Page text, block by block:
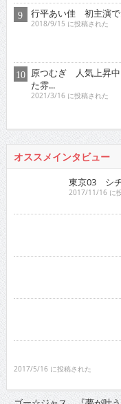
行平あい佳 初主演
2018/9/15 に投稿された
原つむぎ 人気上昇中
た雰...
2021/3/16 に投稿された
オススメインタビュー
東京03 シ
2017/11/16 に
2017/5/16 に投稿された